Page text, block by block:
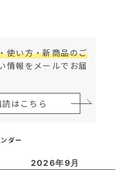
使い方・新商品のご
情報をメールでお届
はこちら
ダー
2026年9月